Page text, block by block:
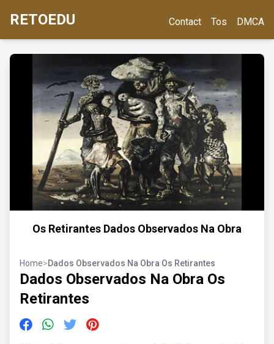
RETOEDU Contact Tos DMCA
Os Retirantes Dados Observados Na Obra
Home>Dados Observados Na Obra Os Retirantes
Dados Observados Na Obra Os
Retirantes